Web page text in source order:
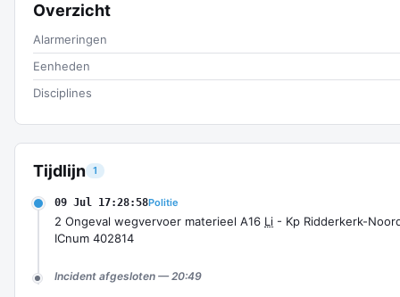
Tijdlijn 1
09 Jul 17:28:58Politie
2 Ongeval wegvervoer materieel A16 Li - Kp Ridderkerk-
ICnum 402814
Incident afgesloten — 20:49
Overzicht
Alarmeringen
Eenheden
Disciplines